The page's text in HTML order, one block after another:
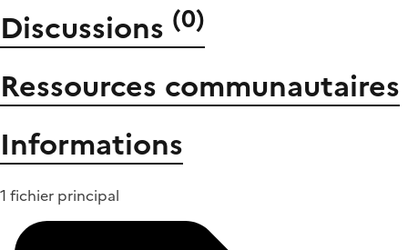
Discussions (0)
Ressources communautaires
Informations
1 fichier principal